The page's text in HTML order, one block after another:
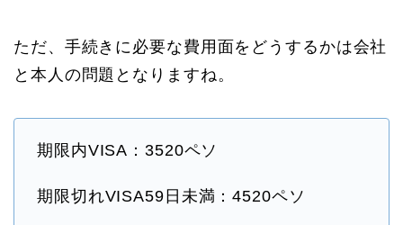
ただ、手続きに必要な費用面をどうするかは会社
と本人の問題となりますね。
期限内VISA：3520ペソ
期限切れVISA59日未満：4520ペソ